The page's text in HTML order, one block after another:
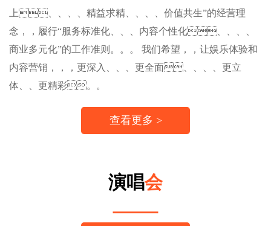
上、、、、精益求精、、、、价值共生”的经营理
念，，履行“服务标准化、、、内容个性化、、、、
商业多元化”的工作准则。。。 我们希望，，让娱乐体验和
内容营销，，，更深入、、、更全面、、、、更立
体、、更精彩。。
查看更多 >
演唱会